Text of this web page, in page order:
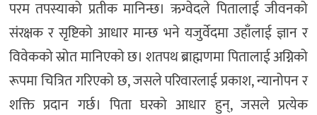
परम तपस्याको प्रतीक मानिन्छ। ऋग्वेदले पितालाई जीवनको
संरक्षक र सृष्टिको आधार मान्छ भने यजुर्वेदमा उहाँलाई ज्ञान र
विवेकको स्रोत मानिएको छ। शतपथ ब्राह्मणमा पितालाई अग्निको
रूपमा चित्रित गरिएको छ, जसले परिवारलाई प्रकाश, न्यानोपन र
शक्ति प्रदान गर्छ। पिता घरको आधार हुन्, जसले प्रत्येक